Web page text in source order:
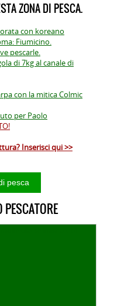
ZONA DI PESCA.
con koreano
Fiumicino.
pescarle.
di 7kg al canale di
con la mitica Colmic
per Paolo
Inserisci qui >>
PESCATORE